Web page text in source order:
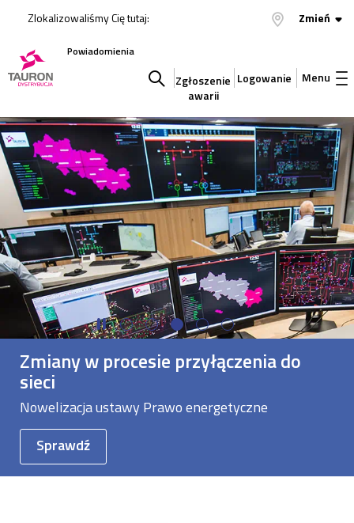
Zlokalizowaliśmy Cię tutaj: Zmień
Powiadomienia
Szukaj
w
serwisie
Zgłoszenie
awarii
Logowanie Menu
Zmiany w procesie przyłączenia do
sieci
Nowelizacja ustawy Prawo energetyczne
Sprawdź